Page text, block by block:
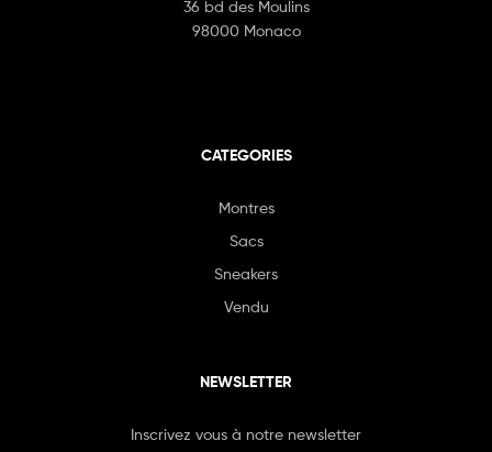
36 bd des Moulins
98000 Monaco
CATEGORIES
Montres
Sacs
Sneakers
Vendu
NEWSLETTER
Inscrivez vous à notre newsletter